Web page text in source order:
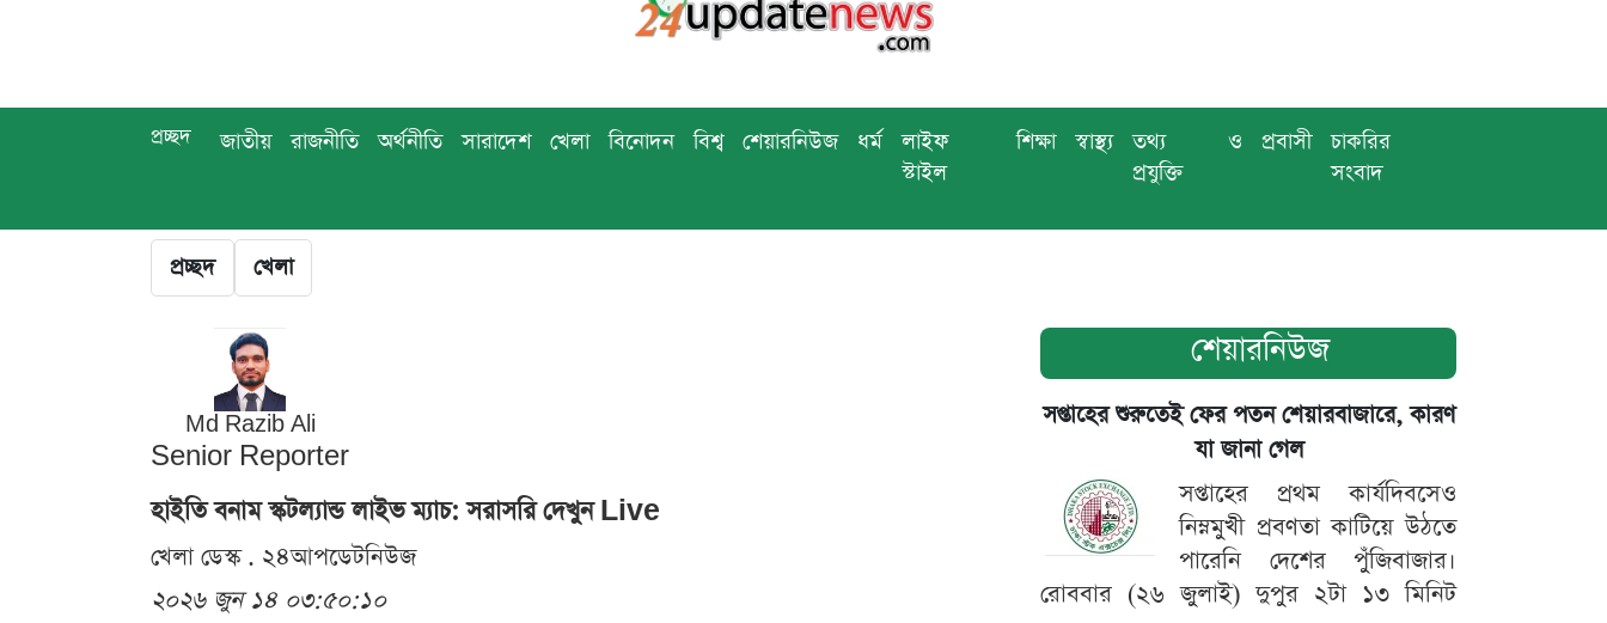
প্রচ্ছদ জাতীয় রাজনীতি অর্থনীতি সারাদেশ খেলা বিনোদন বিশ্ব শেয়ারনিউজ ধর্ম
লাইফ
স্টাইল
শিক্ষা স্বাস্থ্য
তথ্য ও
প্রযুক্তি
প্রবাসী
চাকরির
সংবাদ
প্রচ্ছদ খেলা
Md Razib Ali
Senior Reporter
হাইতি বনাম স্কটল্যান্ড লাইভ ম্যাচ: সরাসরি দেখুন Live
খেলা ডেস্ক . ২৪আপডেটনিউজ
২০২৬ জুন ১৪ ০৩:৫০:১০
শেয়ারনিউজ
সপ্তাহের শুরুতেই ফের পতন শেয়ারবাজারে, কারণ
যা জানা গেল
সপ্তাহের প্রথম কার্যদিবসেও
নিম্নমুখী প্রবণতা কাটিয়ে উঠতে
পারেনি দেশের পুঁজিবাজার।
রোববার (২৬ জুলাই) দুপুর ২টা ১৩ মিনিট